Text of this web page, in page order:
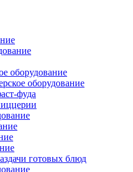
оборудование
оборудование
фуда
готовых блюд